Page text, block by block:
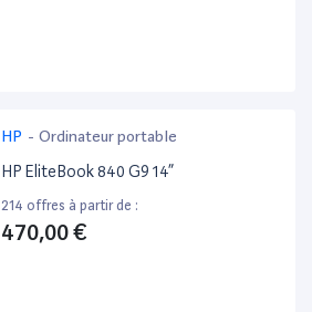
HP - Ordinateur portable
HP EliteBook 840 G9 14”
214 offres à partir de :
470,00 €